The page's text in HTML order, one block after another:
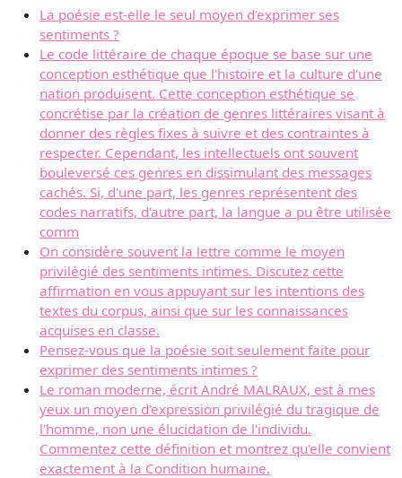
La poésie est-elle le seul moyen d'exprimer ses
sentiments ?
Le code littéraire de chaque époque se base sur une
conception esthétique que l'histoire et la culture d'une
nation produisent. Cette conception esthétique se
concrétise par la création de genres littéraires visant à
donner des règles fixes à suivre et des contraintes à
respecter. Cependant, les intellectuels ont souvent
bouleversé ces genres en dissimulant des messages
cachés. Si, d'une part, les genres représentent des
codes narratifs, d'autre part, la langue a pu être utilisée
comm
On considère souvent la lettre comme le moyen
privilégié des sentiments intimes. Discutez cette
affirmation en vous appuyant sur les intentions des
textes du corpus, ainsi que sur les connaissances
acquises en classe.
Pensez-vous que la poésie soit seulement faite pour
exprimer des sentiments intimes ?
Le roman moderne, écrit André MALRAUX, est à mes
yeux un moyen d'expression privilégié du tragique de
l'homme, non une élucidation de l'individu.
Commentez cette définition et montrez qu'elle convient
exactement à la Condition humaine.